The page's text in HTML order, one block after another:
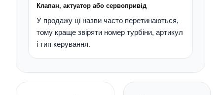
Клапан, актуатор або сервопривід
У продажу ці назви часто перетинаються,
тому краще звіряти номер турбіни, артикул
і тип керування.